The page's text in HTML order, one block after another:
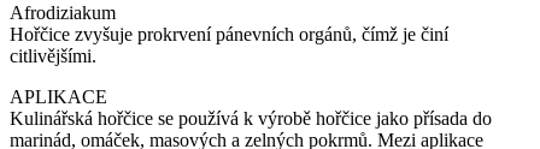
Afrodiziakum
Hořčice zvyšuje prokrvení pánevních orgánů, čímž je činí
citlivějšími.
APLIKACE
Kulinářská hořčice se používá k výrobě hořčice jako přísada do
marinád, omáček, masových a zelných pokrmů. Mezi aplikace